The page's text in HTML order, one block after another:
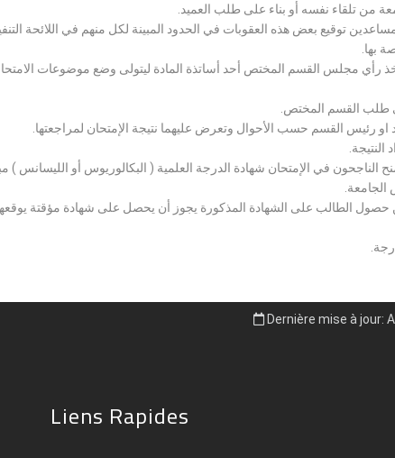
من تلقاء نفسه أو بناء على طلب العميد.
توقيع بعض هذه العقوبات في الحدود المبينة لكل منهم في اللائحة
بها.
رأي مجلس القسم المختص أحد أساتذة المادة ليتولى وضع موضوعات
طلب القسم المختص.
رئيس القسم حسب الأحوال وتعرض عليهما نتيجة الإمتحان لمراجعتها.
في الإمتحان شهادة الدرجة العلمية ( البكالوريوس أو الليسانس )
الجامعة.
الطالب على الشهادة المذكورة يجوز أن يحصل على شهادة مؤقتة يوقعها
Dernière mise à jour:
Liens Rapides